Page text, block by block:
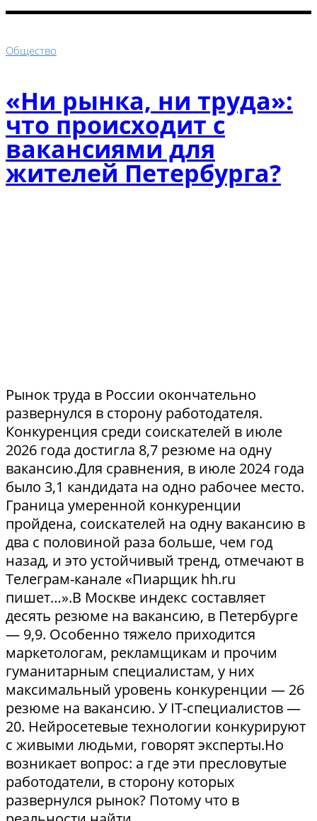
Общество
«Ни рынка, ни труда»:
что происходит с
вакансиями для
жителей Петербурга?
Рынок труда в России окончательно
развернулся в сторону работодателя.
Конкуренция среди соискателей в июле
2026 года достигла 8,7 резюме на одну
вакансию.Для сравнения, в июле 2024 года
было 3,1 кандидата на одно рабочее место.
Граница умеренной конкуренции
пройдена, соискателей на одну вакансию в
два с половиной раза больше, чем год
назад, и это устойчивый тренд, отмечают в
Телеграм-канале «Пиарщик hh.ru
пишет…».В Москве индекс составляет
десять резюме на вакансию, в Петербурге
— 9,9. Особенно тяжело приходится
маркетологам, рекламщикам и прочим
гуманитарным специалистам, у них
максимальный уровень конкуренции — 26
резюме на вакансию. У IT-специалистов —
20. Нейросетевые технологии конкурируют
с живыми людьми, говорят эксперты.Но
возникает вопрос: а где эти пресловутые
работодатели, в сторону которых
развернулся рынок? Потому что в